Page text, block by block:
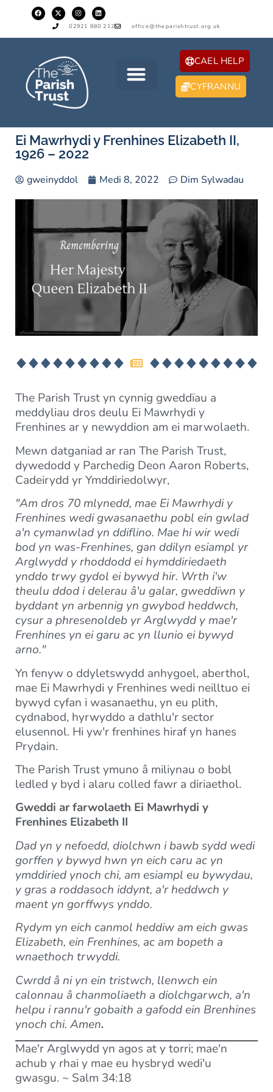
02921 880 212 office@theparishtrust.org.uk
CAEL HELP
CYFRANNU
Ei Mawrhydi y Frenhines Elizabeth II,
1926 – 2022
gweinyddol Medi 8, 2022 Dim Sylwadau
The Parish Trust yn cynnig gweddïau a
meddyliau dros deulu Ei Mawrhydi y
Frenhines ar y newyddion am ei marwolaeth.
Mewn datganiad ar ran The Parish Trust,
dywedodd y Parchedig Deon Aaron Roberts,
Cadeirydd yr Ymddiriedolwyr,
"Am dros 70 mlynedd, mae Ei Mawrhydi y
Frenhines wedi gwasanaethu pobl ein gwlad
a'n cymanwlad yn ddiflino. Mae hi wir wedi
bod yn was-Frenhines, gan ddilyn esiampl yr
Arglwydd y rhoddodd ei hymddiriedaeth
ynddo trwy gydol ei bywyd hir. Wrth i'w
theulu ddod i delerau â'u galar, gweddïwn y
byddant yn arbennig yn gwybod heddwch,
cysur a phresenoldeb yr Arglwydd y mae'r
Frenhines yn ei garu ac yn llunio ei bywyd
arno."
Yn fenyw o ddyletswydd anhygoel, aberthol,
mae Ei Mawrhydi y Frenhines wedi neilltuo ei
bywyd cyfan i wasanaethu, yn eu plith,
cydnabod, hyrwyddo a dathlu'r sector
elusennol. Hi yw'r frenhines hiraf yn hanes
Prydain.
The Parish Trust ymuno â miliynau o bobl
ledled y byd i alaru colled fawr a diriaethol.
Gweddi ar farwolaeth Ei Mawrhydi y
Frenhines Elizabeth II
Dad yn y nefoedd, diolchwn i bawb sydd wedi
gorffen y bywyd hwn yn eich caru ac yn
ymddiried ynoch chi, am esiampl eu bywydau,
y gras a roddasoch iddynt, a'r heddwch y
maent yn gorffwys ynddo.
Rydym yn eich canmol heddiw am eich gwas
Elizabeth, ein Frenhines, ac am bopeth a
wnaethoch trwyddi.
Cwrdd â ni yn ein tristwch, llenwch ein
calonnau â chanmoliaeth a diolchgarwch, a'n
helpu i rannu'r gobaith a gafodd ein Brenhines
ynoch chi. Amen.
Mae'r Arglwydd yn agos at y torri; mae'n
achub y rhai y mae eu hysbryd wedi'u
gwasgu. ~ Salm 34:18